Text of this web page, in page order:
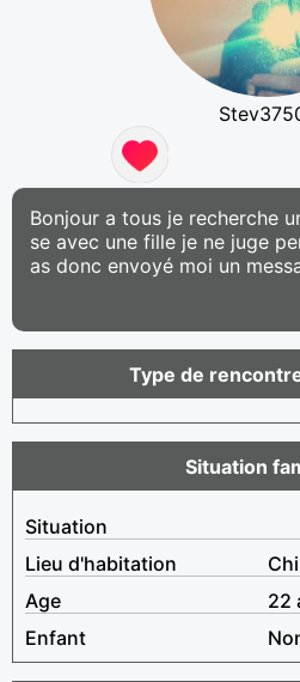
Bonjour a tous je recherche
se avec une fille je ne juge
as donc envoyé moi un
Type de
Situation
Situation
Lieu d'habitation
Age
22
Enfant